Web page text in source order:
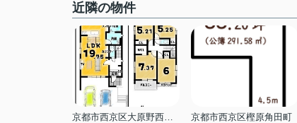
近隣の物件
京都市西京区大原野西境谷町３丁目
京都市西京区樫原角田町